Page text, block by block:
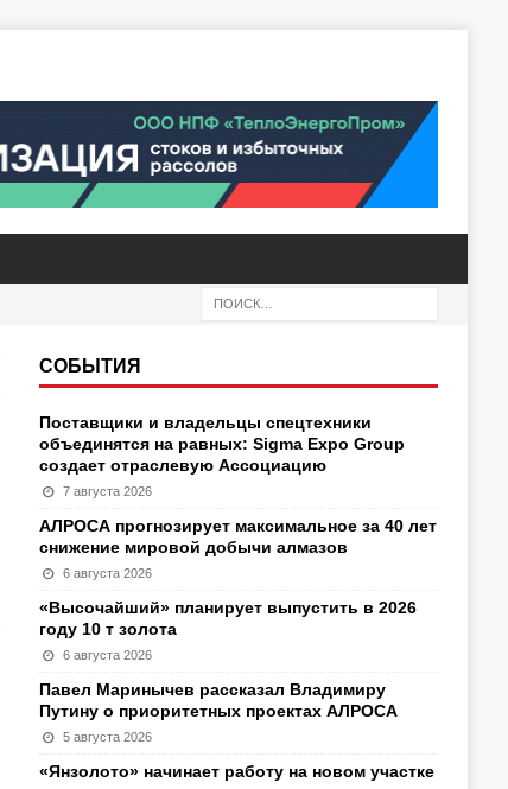
СОБЫТИЯ
Поставщики и владельцы спецтехники
объединятся на равных: Sigma Expo Group
создает отраслевую Ассоциацию
7 августа 2026
АЛРОСА прогнозирует максимальное за 40 лет
снижение мировой добычи алмазов
6 августа 2026
«Высочайший» планирует выпустить в 2026
году 10 т золота
6 августа 2026
Павел Маринычев рассказал Владимиру
Путину о приоритетных проектах АЛРОСА
5 августа 2026
«Янзолото» начинает работу на новом участке